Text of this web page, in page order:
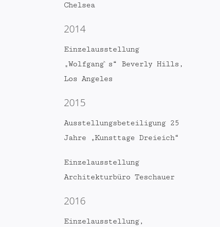
Chelsea
2014
Einzelausstellung
„Wolfgang`s“ Beverly Hills,
Los Angeles
2015
Ausstellungsbeteiligung 25
Jahre „Kunsttage Dreieich“
Einzelausstellung
Architekturbüro Teschauer
2016
Einzelausstellung,